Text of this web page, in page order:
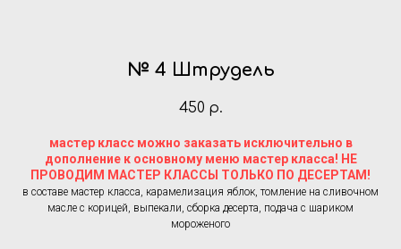
№ 4 Штрудель
450 р.
мастер класс можно заказать исключительно в
дополнение к основному меню мастер класса! НЕ
ПРОВОДИМ МАСТЕР КЛАССЫ ТОЛЬКО ПО ДЕСЕРТАМ!
в составе мастер класса, карамелизация яблок, томление на сливочном
масле с корицей, выпекали, сборка десерта, подача с шариком
мороженого